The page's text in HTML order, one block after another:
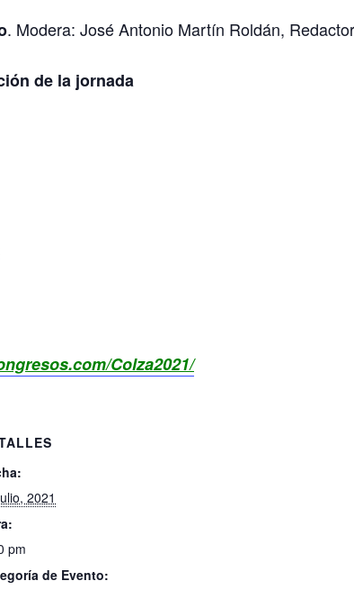
. Modera: José Antonio Martín Roldán,
de la jornada
Colza2021/
2021
pm
de Evento: